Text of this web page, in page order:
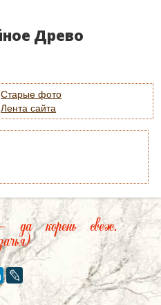
Древо
Старые фото
Лента сайта
корень свеж.